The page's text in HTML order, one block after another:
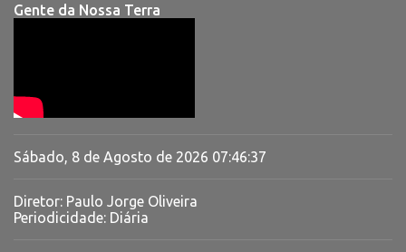
Gente da Nossa Terra
Sábado, 8 de Agosto de 2026 07:46:37
Diretor: Paulo Jorge Oliveira
Periodicidade: Diária